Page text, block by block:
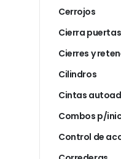
Cerrojos
Cierra puertas
Cierres y
Cilindros
Cintas
Combos p/
Control de